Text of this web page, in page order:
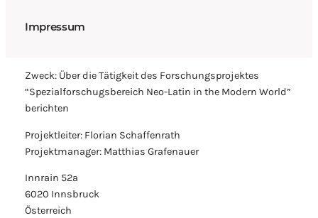
Impressum
Zweck: Über die Tätigkeit des Forschungsprojektes
“Spezialforschugsbereich Neo-Latin in the Modern World”
berichten
Projektleiter: Florian Schaffenrath
Projektmanager: Matthias Grafenauer
Innrain 52a
6020 Innsbruck
Österreich